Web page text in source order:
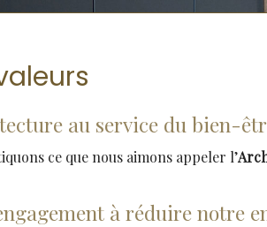
au service du bien-
ce que nous aimons appeler l’
à réduire notre